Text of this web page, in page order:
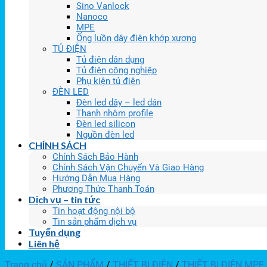
Sino Vanlock
Nanoco
MPE
Ống luồn dây điện khớp xương
TỦ ĐIỆN
Tủ điện dân dụng
Tủ điện công nghiệp
Phụ kiện tủ điện
ĐÈN LED
Đèn led dây – led dán
Thanh nhôm profile
Đèn led silicon
Nguồn đèn led
CHÍNH SÁCH
Chính Sách Bảo Hành
Chính Sách Vận Chuyển Và Giao Hàng
Hướng Dẫn Mua Hàng
Phương Thức Thanh Toán
Dịch vụ – tin tức
Tin hoạt động nội bộ
Tin sản phẩm dịch vụ
Tuyển dụng
Liên hệ